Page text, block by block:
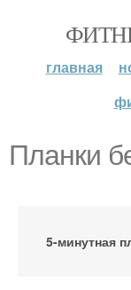
главная
Планки
5-минутная